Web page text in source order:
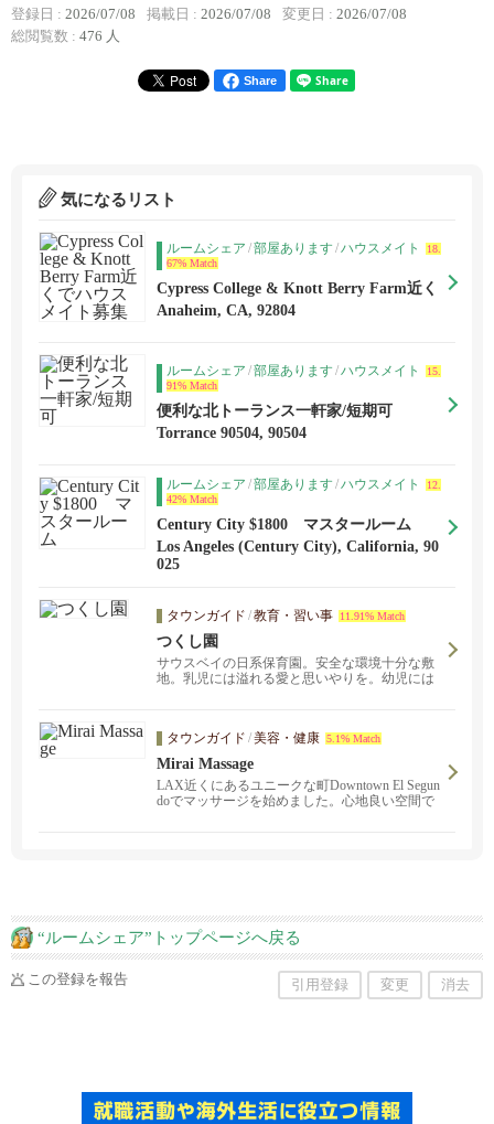
登録日 : 2026/07/08 掲載日 : 2026/07/08 変更日 : 2026/07/08
総閲覧数 : 476 人
Share
気になるリスト
ルームシェア /部屋あります/ハウスメイト
18.
67% Match
Cypress College & Knott Berry Farm近く
でハウスメイト募集
Anaheim, CA, 92804
ルームシェア /部屋あります/ハウスメイト
15.
91% Match
便利な北トーランス一軒家/短期可
Torrance 90504, 90504
ルームシェア /部屋あります/ハウスメイト
12.
42% Match
Century City $1800 マスタールーム
Los Angeles (Century City), California, 90
025
タウンガイド /教育・習い事 11.91% Match
つくし園
サウスベイの日系保育園。安全な環境十分な敷
地。乳児には溢れる愛と思いやりを。幼児には
で行っております。
タウンガイド /美容・健康 5.1% Match
Mirai Massage
LAX近くにあるユニークな町Downtown El Segun
doでマッサージを始めました。心地良い空間で
“ルームシェア”トップページへ戻る
この登録を報告 引用登録 変更 消去